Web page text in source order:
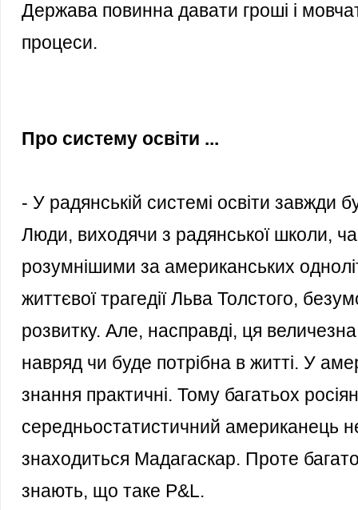
Держава повинна давати гроші і
процеси.
Про систему освіти ...
- У радянській системі освіти завжди
Люди, виходячи з радянської школи,
розумнішими за американських
життєвої трагедії Льва Толстого,
розвитку. Але, насправді, ця величезна
навряд чи буде потрібна в житті. У
знання практичні. Тому багатьох
середньостатистичний американець
знаходиться Мадагаскар. Проте
знають, що таке P&L.